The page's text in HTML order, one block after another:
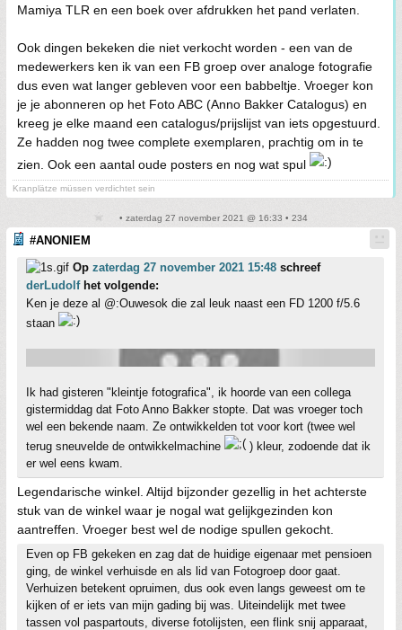
Mamiya TLR en een boek over afdrukken het pand verlaten.
Ook dingen bekeken die niet verkocht worden - een van de
medewerkers ken ik van een FB groep over analoge fotografie
dus even wat langer gebleven voor een babbeltje. Vroeger kon
je je abonneren op het Foto ABC (Anno Bakker Catalogus) en
kreeg je elke maand een catalogus/prijslijst van iets opgestuurd.
Ze hadden nog twee complete exemplaren, prachtig om in te
zien. Ook een aantal oude posters en nog wat spul
Kranplätze müssen verdichtet sein
• zaterdag 27 november 2021 @ 16:33 • 234
#ANONIEM
Op zaterdag 27 november 2021 15:48 schreef
derLudolfhet volgende:
Ken je deze al @:Ouwesok die zal leuk naast een FD 1200 f/5.6
staan
Ik had gisteren "kleintje fotografica", ik hoorde van een collega
gistermiddag dat Foto Anno Bakker stopte. Dat was vroeger toch
wel een bekende naam. Ze ontwikkelden tot voor kort (twee wel
terug sneuvelde de ontwikkelmachine
) kleur, zodoende dat ik
er wel eens kwam.
Legendarische winkel. Altijd bijzonder gezellig in het achterste
stuk van de winkel waar je nogal wat gelijkgezinden kon
aantreffen. Vroeger best wel de nodige spullen gekocht.
Even op FB gekeken en zag dat de huidige eigenaar met pensioen
ging, de winkel verhuisde en als lid van Fotogroep door gaat.
Verhuizen betekent opruimen, dus ook even langs geweest om te
kijken of er iets van mijn gading bij was. Uiteindelijk met twee
tassen vol paspartouts, diverse fotolijsten, een flink snij apparaat,